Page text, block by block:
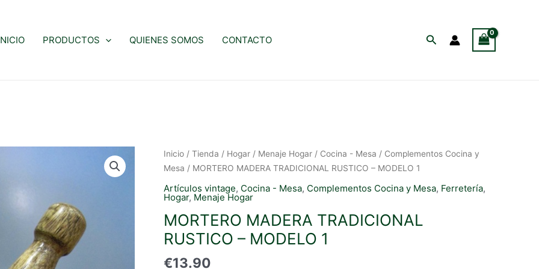
PRODUCTOS QUIENES SOMOS CONTACTO Buscar
Inicio / Tienda / Hogar / Menaje Hogar / Cocina - Mesa / Complementos Cocina y
Mesa / MORTERO MADERA TRADICIONAL RUSTICO – MODELO 1
Artículos vintage, Cocina - Mesa, Complementos Cocina y Mesa, Ferretería,
Hogar, Menaje Hogar
MORTERO MADERA TRADICIONAL
RUSTICO – MODELO 1
€13.90